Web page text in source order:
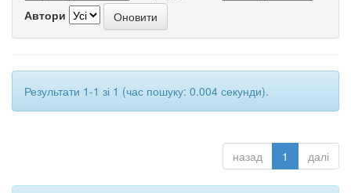
Автори
Результати 1-1 зі 1 (час пошуку: 0.004 секунди).
назад 1 далі